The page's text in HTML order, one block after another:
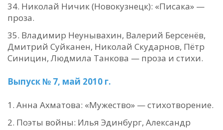
Николай Ничик (Новокузнецк): «Писака» —
проза.
Владимир Неунывахин, Валерий Берсенёв,
Дмитрий Суйканен, Николай Скударнов, Пётр
Синицин, Людмила Танкова — проза и стихи.
Выпуск № 7, май 2010 г.
Анна Ахматова: «Мужество» — стихотворение.
Поэты войны: Илья Эдинбург, Александр